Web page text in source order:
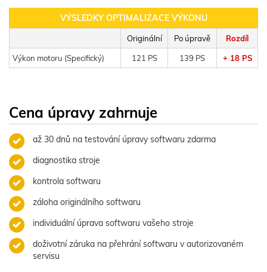
VÝSLEDKY OPTIMALIZACE VÝKONU
Originální Po úpravě Rozdíl
Výkon motoru (Specifický) 121 PS 139 PS + 18 PS
Cena úpravy zahrnuje
až 30 dnů na testování úpravy softwaru zdarma
diagnostika stroje
kontrola softwaru
záloha originálního softwaru
individuální úprava softwaru vašeho stroje
doživotní záruka na přehrání softwaru v autorizovaném
servisu